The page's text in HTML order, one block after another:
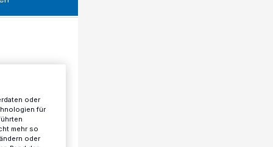
oder
für
mehr so
oder